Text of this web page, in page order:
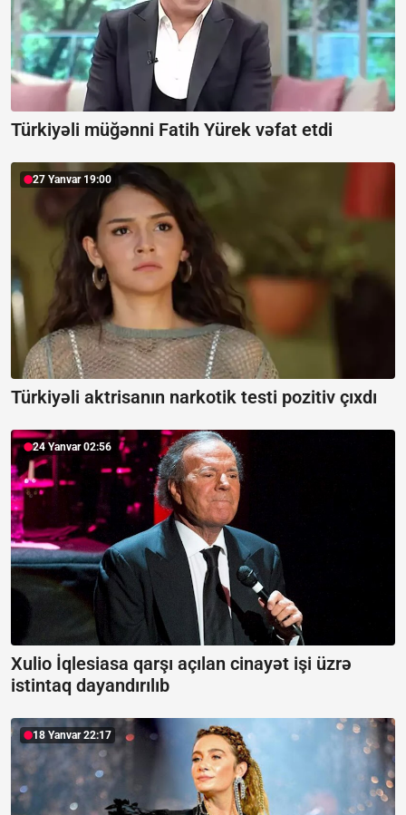
Türkiyəli müğənni Fatih Yürek vəfat etdi
27 Yanvar 19:00
Türkiyəli aktrisanın narkotik testi pozitiv çıxdı
24 Yanvar 02:56
Xulio İqlesiasa qarşı açılan cinayət işi üzrə
istintaq dayandırılıb
18 Yanvar 22:17